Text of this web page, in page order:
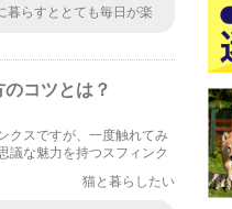
暮らすととても毎日が楽
コツとは？
クスですが、一度触れてみ
議な魅力を持つスフィンク
猫と暮らしたい